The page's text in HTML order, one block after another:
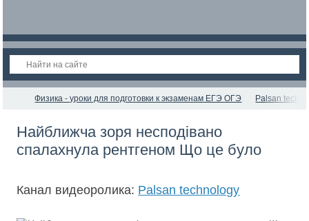
Физика - уроки для подготовки к экзаменам ЕГЭ ОГЭ Palsan
Найближча зоря несподівано
спалахнула рентгеном Що це було
Канал видеоролика: Palsan technology